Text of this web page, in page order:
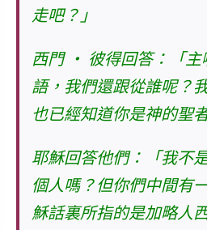
走吧？」
西門 ‧ 彼得回答：「主
語，我們還跟從誰呢？
也已經知道你是神的聖
耶穌回答他們：「我不
個人嗎？但你們中間有
穌話裏所指的是加略人